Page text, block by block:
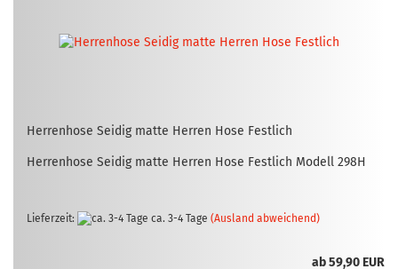
Her­ren­ho­se Sei­dig matte Her­ren Hose Fest­lich
Her­ren­ho­se Sei­dig matte Her­ren Hose Fest­lich Mo­dell 298H
Lieferzeit: ca. 3-4 Tage (Ausland abweichend)
ab 59,90 EUR